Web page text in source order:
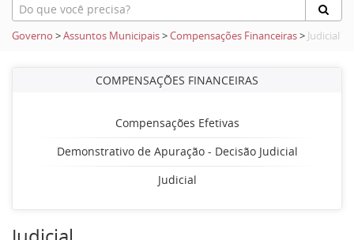
Governo >Assuntos Municipais>Compensações Financeiras> Judicial
COMPENSAÇÕES FINANCEIRAS
Compensações Efetivas
Demonstrativo de Apuração - Decisão Judicial
Judicial